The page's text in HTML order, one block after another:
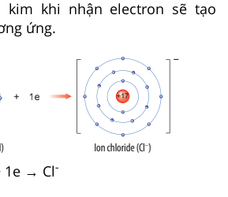
khi nhận electron sẽ tạo
ứng.
1e → Cl-